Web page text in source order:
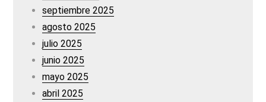
septiembre 2025
agosto 2025
julio 2025
junio 2025
mayo 2025
abril 2025